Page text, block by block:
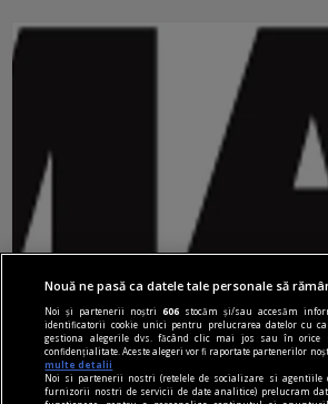
Actualități
Un text din 1991
Monumentele lui Brîncuşi sînt
Nouă ne pasă ca datele tale personale să
Noi și partenerii noștri606 stocăm și/sau accesăm
identificatorii cookie unici pentru prelucrarea datelor cu
gestiona alegerile dvs. făcând clic mai jos sau în orice
confidențialitate. Aceste alegeri vor fi raportate partenerilor
multe detalii
Noi si partenerii nostri (retelele de socializare si agentiile
furnizorii nostri de servicii de date analitice) prelucram